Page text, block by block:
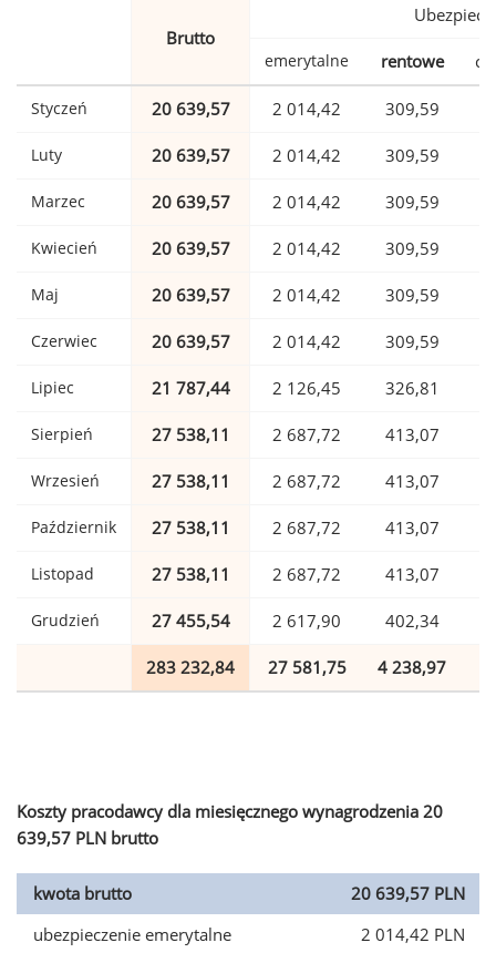
Brutto
emerytalne rentowe
Styczeń 20 639,57 2 014,42 309,59
Luty 20 639,57 2 014,42 309,59
Marzec 20 639,57 2 014,42 309,59
Kwiecień 20 639,57 2 014,42 309,59
Maj 20 639,57 2 014,42 309,59
Czerwiec 20 639,57 2 014,42 309,59
Lipiec 21 787,44 2 126,45 326,81
Sierpień 27 538,11 2 687,72 413,07
Wrzesień 27 538,11 2 687,72 413,07
Październik 27 538,11 2 687,72 413,07
Listopad 27 538,11 2 687,72 413,07
Grudzień 27 455,54 2 617,90 402,34
283 232,84 27 581,75 4 238,97
Koszty pracodawcy dla miesięcznego wynagrodzenia 20
639,57 PLN brutto
kwota brutto
20 639,57 PLN
ubezpieczenie emerytalne
2 014,42 PLN